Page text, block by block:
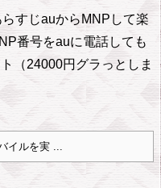
らすじauからMNPして楽
番号をauに電話しても
（24000円グラっとしま
ルを実 ...